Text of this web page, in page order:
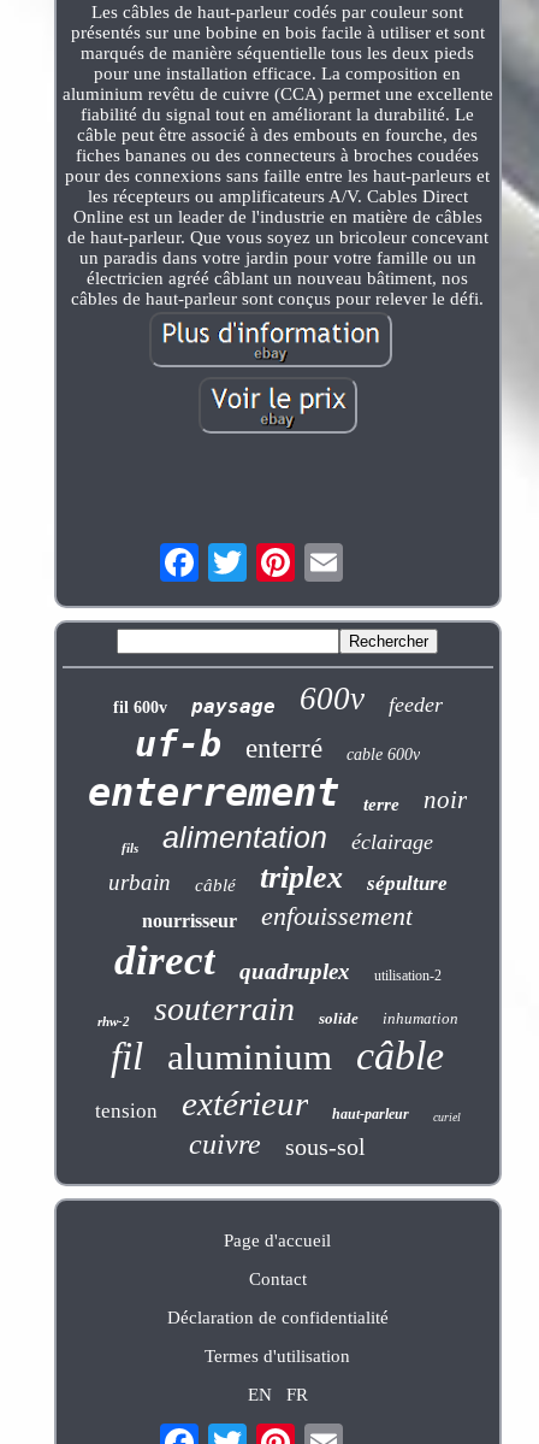
Les câbles de haut-parleur codés par couleur sont
présentés sur une bobine en bois facile à utiliser et sont
marqués de manière séquentielle tous les deux pieds
pour une installation efficace. La composition en
aluminium revêtu de cuivre (CCA) permet une excellente
fiabilité du signal tout en améliorant la durabilité. Le
câble peut être associé à des embouts en fourche, des
fiches bananes ou des connecteurs à broches coudées
pour des connexions sans faille entre les haut-parleurs et
les récepteurs ou amplificateurs A/V. Cables Direct
Online est un leader de l'industrie en matière de câbles
de haut-parleur. Que vous soyez un bricoleur concevant
un paradis dans votre jardin pour votre famille ou un
électricien agréé câblant un nouveau bâtiment, nos
câbles de haut-parleur sont conçus pour relever le défi.
fil 600v paysage 600v feeder
uf-b enterré cable 600v
enterrement terre noir
fils alimentation éclairage
urbain câblé triplex sépulture
nourrisseur enfouissement
direct quadruplex utilisation-2
rhw-2 souterrain solide inhumation
fil aluminium câble
tension extérieur haut-parleur curiel
cuivre sous-sol
Page d'accueil
Contact
Déclaration de confidentialité
Termes d'utilisation
EN
FR